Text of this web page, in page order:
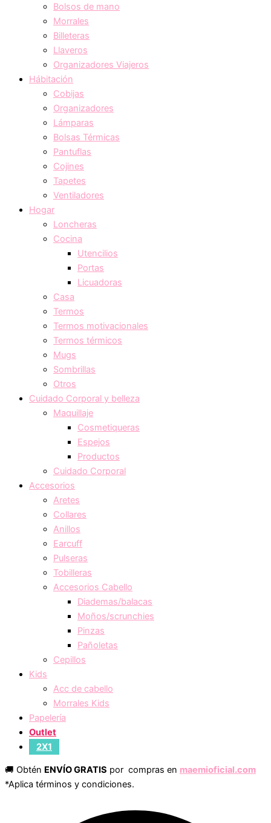
Bolsos de mano
Morrales
Billeteras
Llaveros
Organizadores Viajeros
Hábitación
Cobijas
Organizadores
Lámparas
Bolsas Térmicas
Pantuflas
Cojines
Tapetes
Ventiladores
Hogar
Loncheras
Cocina
Utencilios
Portas
Licuadoras
Casa
Termos
Termos motivacionales
Termos térmicos
Mugs
Sombrillas
Otros
Cuidado Corporal y belleza
Maquillaje
Cosmetiqueras
Espejos
Productos
Cuidado Corporal
Accesorios
Aretes
Collares
Anillos
Earcuff
Pulseras
Tobilleras
Accesorios Cabello
Diademas/balacas
Moños/scrunchies
Pinzas
Pañoletas
Cepillos
Kids
Acc de cabello
Morrales Kids
Papelería
Outlet
2X1
🚚 Obtén ENVÍO GRATIS por compras en maemioficial.com
*Aplica términos y condiciones.